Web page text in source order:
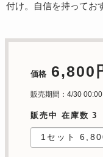
付け。自信を持ってお
価格 6,800
販売期間：4/30 00:00
販売中 在庫数 3